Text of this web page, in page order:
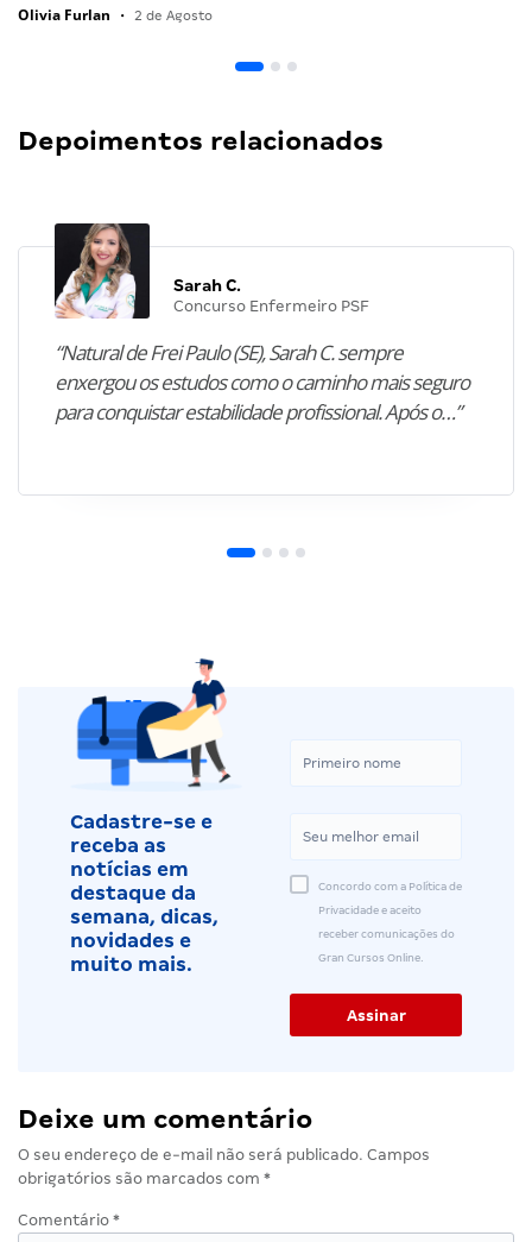
Olivia Furlan • 2 de Agosto
Depoimentos relacionados
Sarah C.
Concurso Enfermeiro PSF
“Natural de Frei Paulo (SE), Sarah C. sempre
enxergou os estudos como o caminho mais seguro
para conquistar estabilidade profissional. Após o…”
Cadastre-se e
receba as
notícias em
destaque da
semana, dicas,
novidades e
muito mais.
Concordo com a Política de
Privacidade e aceito
receber comunicações do
Gran Cursos Online.
Deixe um comentário
O seu endereço de e-mail não será publicado. Campos
obrigatórios são marcados com *
Comentário *